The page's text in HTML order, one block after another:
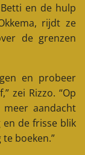
en de hulp
rijdt ze
de grenzen
en probeer
zei Rizzo. “Op
aandacht
de frisse blik
boeken.”